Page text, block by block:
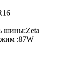
шины:Zeta
:87W